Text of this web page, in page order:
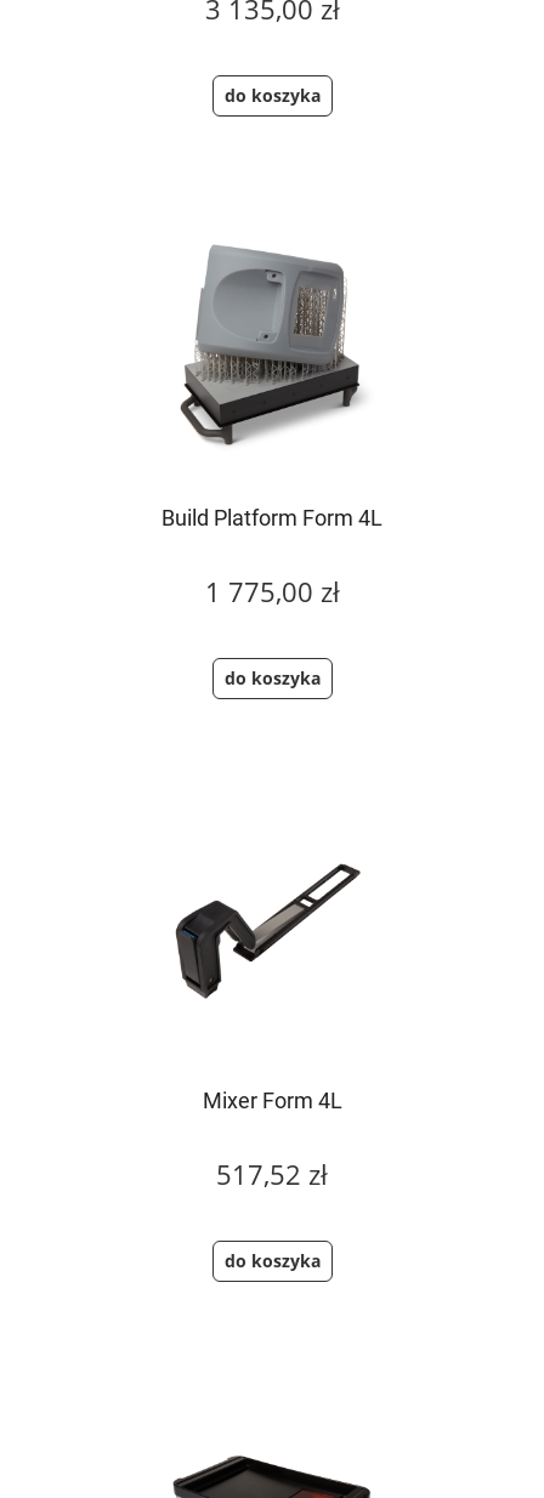
3 135,00 zł
do koszyka
Build Platform Form 4L
1 775,00 zł
do koszyka
Mixer Form 4L
517,52 zł
do koszyka